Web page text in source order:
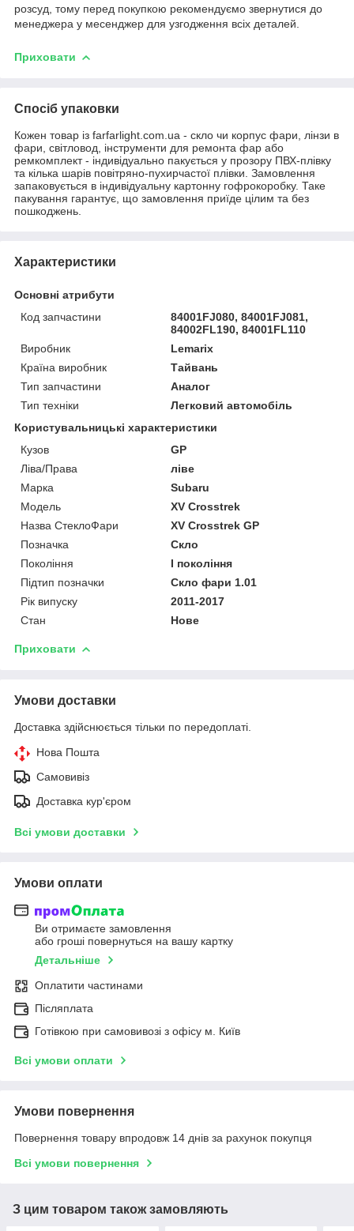
розсуд, тому перед покупкою рекомендуємо звернутися до
менеджера у месенджер для узгодження всіх деталей.
Приховати
Спосіб упаковки
Кожен товар із farfarlight.com.ua - скло чи корпус фари, лінзи в
фари, світловод, інструменти для ремонта фар або
ремкомплект - індивідуально пакується у прозору ПВХ-плівку
та кілька шарів повітряно-пухирчастої плівки. Замовлення
запаковується в індивідуальну картонну гофрокоробку. Таке
пакування гарантує, що замовлення приїде цілим та без
пошкоджень.
Характеристики
Основні атрибути
Код запчастини
84001FJ080, 84001FJ081,
84002FL190, 84001FL110
Виробник
Lemarix
Країна виробник
Тайвань
Тип запчастини
Аналог
Тип техніки
Легковий автомобіль
Користувальницькі характеристики
Кузов
GP
Ліва/Права
ліве
Марка
Subaru
Мoдель
XV Crosstrek
Назва СтеклоФари
XV Crosstrek GP
Позначка
Скло
Покоління
I покоління
Підтип позначки
Скло фари 1.01
Рік випуску
2011-2017
Стан
Нове
Приховати
Умови доставки
Доставка здійснюється тільки по передоплаті.
Нова Пошта
Самовивіз
Доставка кур'єром
Всі умови доставки
Умови оплати
Ви отримаєте замовлення
або гроші повернуться на вашу картку
Детальніше
Оплатити частинами
Післяплата
Готівкою при самовивозі з офісу м. Київ
Всі умови оплати
Умови повернення
Повернення товару впродовж 14 днів за рахунок покупця
Всі умови повернення
З цим товаром також замовляють